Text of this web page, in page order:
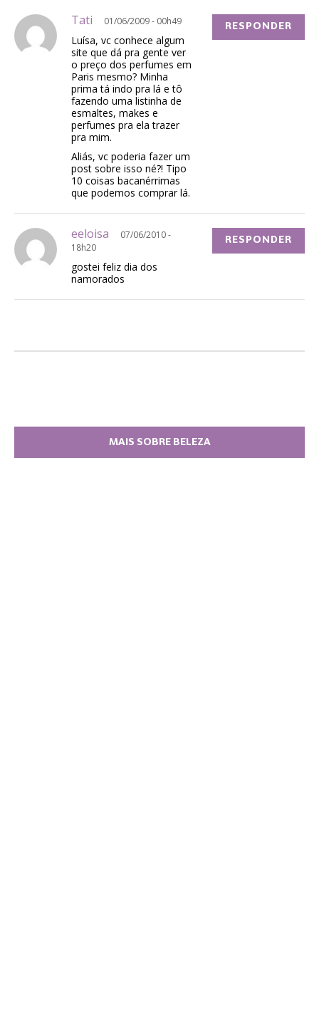
Tati 01/06/2009 - 00h49
Luísa, vc conhece algum
site que dá pra gente ver
o preço dos perfumes em
Paris mesmo? Minha
prima tá indo pra lá e tô
fazendo uma listinha de
esmaltes, makes e
perfumes pra ela trazer
pra mim.
Aliás, vc poderia fazer um
post sobre isso né?! Tipo
10 coisas bacanérrimas
que podemos comprar lá.
RESPONDER
eeloisa
07/06/2010 -
18h20
gostei feliz dia dos
namorados
RESPONDER
MAIS SOBRE BELEZA